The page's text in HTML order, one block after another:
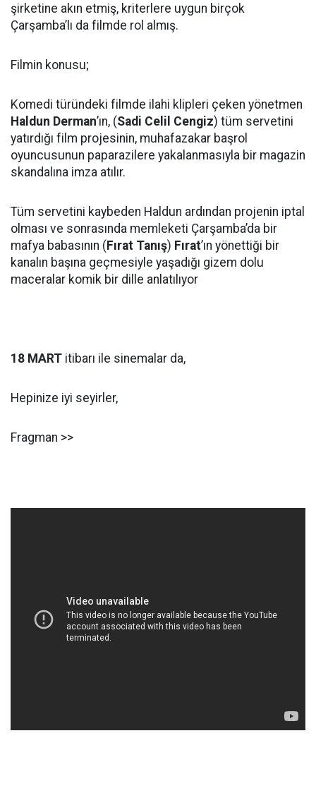
şirketine akın etmiş, kriterlere uygun birçok
Çarşamba’lı da filmde rol almış.
Filmin konusu;
Komedi türündeki filmde ilahi klipleri çeken yönetmen
Haldun Derman’ın, (Sadi Celil Cengiz) tüm servetini
yatırdığı film projesinin, muhafazakar başrol
oyuncusunun paparazilere yakalanmasıyla bir magazin
skandalına imza atılır.
Tüm servetini kaybeden Haldun ardından projenin iptal
olması ve sonrasında memleketi Çarşamba’da bir
mafya babasının ( Fırat Tanış) Fırat’ın yönettiği bir
kanalın başına geçmesiyle yaşadığı gizem dolu
maceralar komik bir dille anlatılıyor
18 MART itibarı ile sinemalar da,
Hepinize iyi seyirler,
Fragman >>